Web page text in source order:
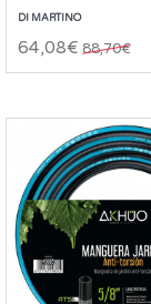
DI MARTINO
64,08€ 88,70€